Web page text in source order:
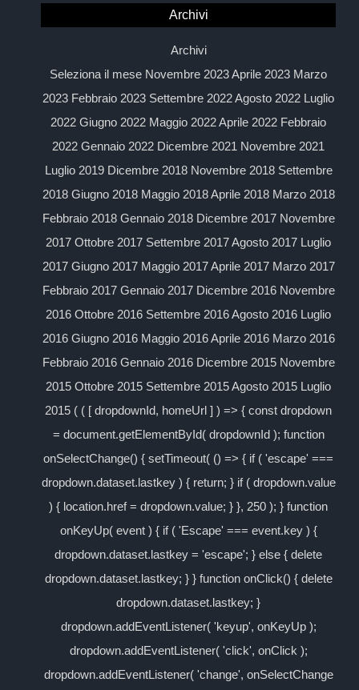
Archivi
Archivi
Seleziona il mese Novembre 2023 Aprile 2023 Marzo
2023 Febbraio 2023 Settembre 2022 Agosto 2022 Luglio
2022 Giugno 2022 Maggio 2022 Aprile 2022 Febbraio
2022 Gennaio 2022 Dicembre 2021 Novembre 2021
Luglio 2019 Dicembre 2018 Novembre 2018 Settembre
2018 Giugno 2018 Maggio 2018 Aprile 2018 Marzo 2018
Febbraio 2018 Gennaio 2018 Dicembre 2017 Novembre
2017 Ottobre 2017 Settembre 2017 Agosto 2017 Luglio
2017 Giugno 2017 Maggio 2017 Aprile 2017 Marzo 2017
Febbraio 2017 Gennaio 2017 Dicembre 2016 Novembre
2016 Ottobre 2016 Settembre 2016 Agosto 2016 Luglio
2016 Giugno 2016 Maggio 2016 Aprile 2016 Marzo 2016
Febbraio 2016 Gennaio 2016 Dicembre 2015 Novembre
2015 Ottobre 2015 Settembre 2015 Agosto 2015 Luglio
2015 ( ( [ dropdownId, homeUrl ] ) => { const dropdown
= document.getElementById( dropdownId ); function
onSelectChange() { setTimeout( () => { if ( 'escape' ===
dropdown.dataset.lastkey ) { return; } if ( dropdown.value
) { location.href = dropdown.value; } }, 250 ); } function
onKeyUp( event ) { if ( 'Escape' === event.key ) {
dropdown.dataset.lastkey = 'escape'; } else { delete
dropdown.dataset.lastkey; } } function onClick() { delete
dropdown.dataset.lastkey; }
dropdown.addEventListener( 'keyup', onKeyUp );
dropdown.addEventListener( 'click', onClick );
dropdown.addEventListener( 'change', onSelectChange